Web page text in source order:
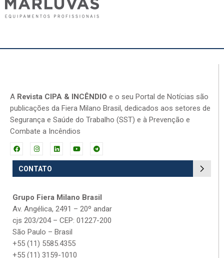
A Revista CIPA & INCÊNDIO e o seu Portal de Notícias são
publicações da Fiera Milano Brasil, dedicados aos setores de
Segurança e Saúde do Trabalho (SST) e à Prevenção e
Combate a Incêndios
CONTATO
Grupo Fiera Milano Brasil
Av. Angélica, 2491 – 20º andar
cjs 203/204 – CEP: 01227-200
São Paulo – Brasil
+55 (11) 5585.4355
+55 (11) 3159-1010